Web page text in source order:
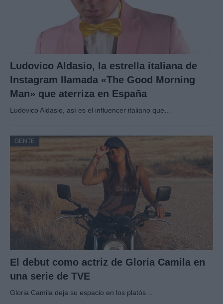
Ludovico Aldasio, la estrella italiana de
Instagram llamada «The Good Morning
Man» que aterriza en España
Ludovico Aldasio, así es el influencer italiano que…
GENTE
El debut como actriz de Gloria Camila en
una serie de TVE
Gloria Camila deja su espacio en los platós…